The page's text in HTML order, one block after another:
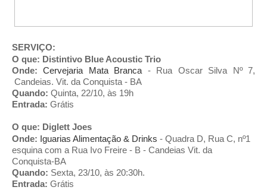
SERVIÇO:
O que: Distintivo Blue Acoustic Trio
Onde:
Cervejaria Mata Branca - Rua Oscar Silva Nº 7,
Candeias. Vit. da Conquista - BA
Quando: Quinta, 22/10, às 19h
Entrada: Grátis
O que: Diglett Joes
Onde: Iguarias Alimentação & Drinks - Quadra D, Rua C, nº1
esquina com a Rua Ivo Freire - B - Candeias Vit. da
Conquista-BA
Quando: Sexta, 23/10, às 20:30h.
Entrada: Grátis